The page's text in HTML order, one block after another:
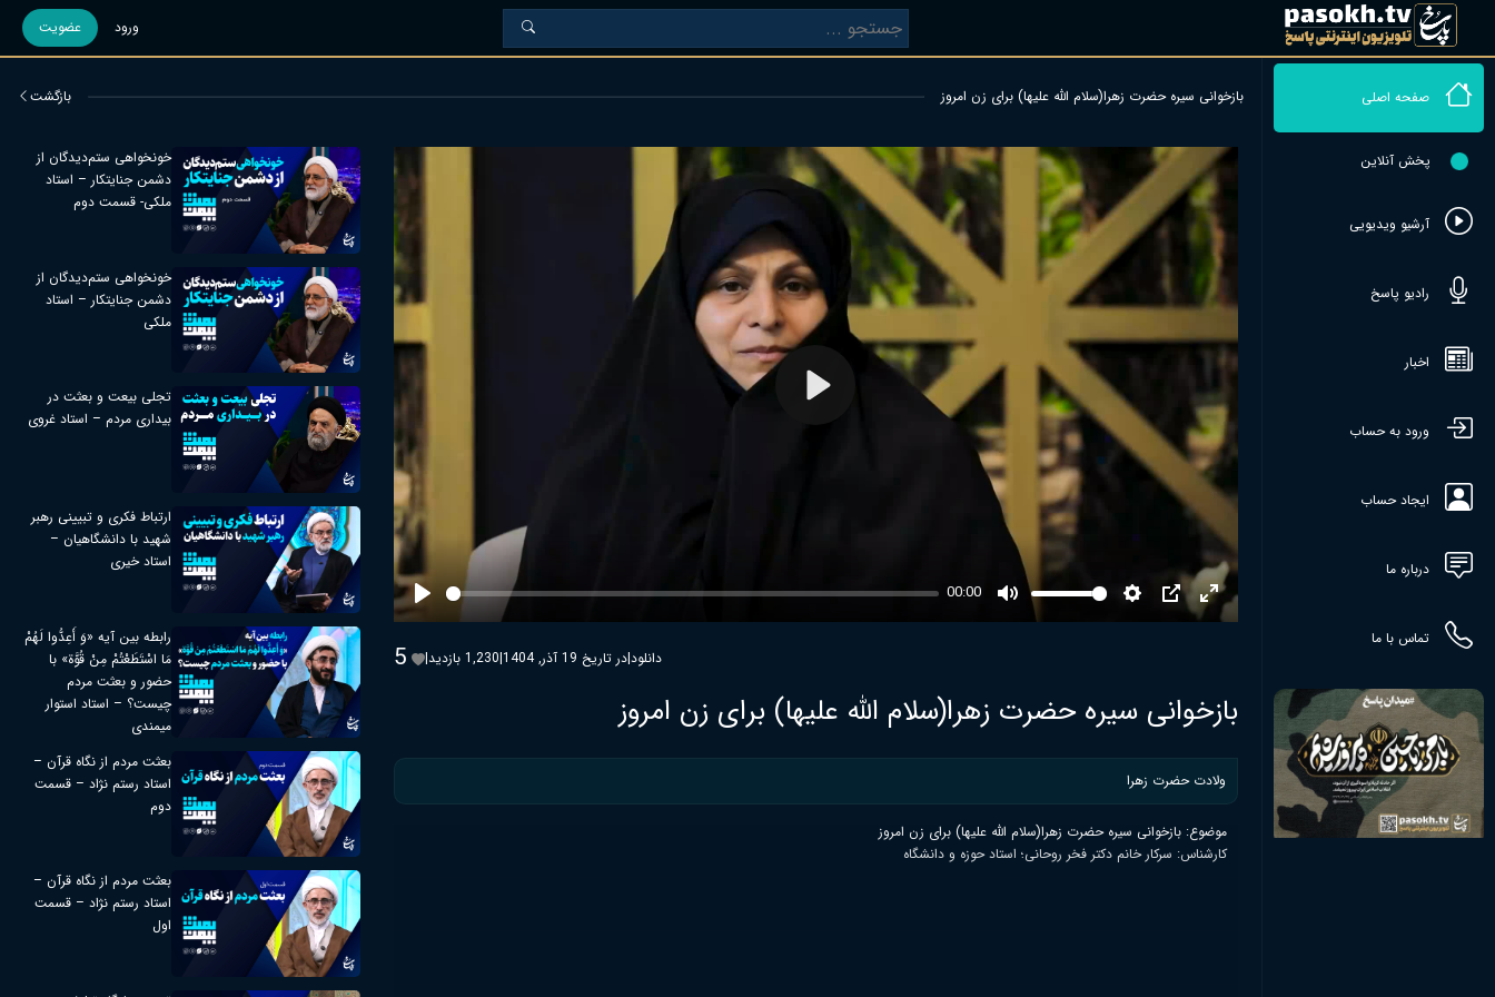
ورود عضویت
صفحه اصلی
پخش آنلاین
آرشیو ویدیویی
رادیو پاسخ
اخبار
ورود به حساب
ایجاد حساب
درباره ما
تماس با ما
بازخوانی سیره حضرت زهرا(سلام الله عليها) برای زن امروز بازگشت
00:00
Mute PIP
Enter
5 | 1,230 بازدید| در تاریخ 19 آذر, 1404|دانلود
بازخوانی سیره حضرت زهرا(سلام الله عليها) برای زن امروز
ولادت حضرت زهرا
موضوع: بازخوانی سیره حضرت زهرا(سلام الله عليها) برای زن امروز
کارشناس: سرکار خانم دکتر فخر روحانی؛ استاد حوزه و دانشگاه
خونخواهی ستم‌دیدگان از
دشمن جنایتکار – استاد
ملکی- قسمت دوم
خونخواهی ستم‌دیدگان از
دشمن جنایتکار – استاد
ملکی
تجلی بیعت و بعثت در
بیداری مردم – استاد غروی
ارتباط فکری و تبیینی رهبر
شهید با دانشگاهیان –
استاد خیری
رابطه بین آیه «وَ أَعِدُّوا لَهُمْ
مَا اسْتَطَعْتُمْ مِنْ قُوَّة» با
حضور و بعثت مردم
چیست؟ – استاد استوار
میمندی
بعثت مردم از نگاه قرآن –
استاد رستم نژاد – قسمت
دوم
بعثت مردم از نگاه قرآن –
استاد رستم نژاد – قسمت
اول